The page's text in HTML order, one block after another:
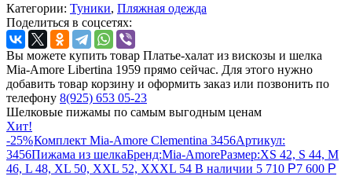
Категории: Туники, Пляжная одежда
Поделиться в соцсетях:
Вы можете купить товар Платье-халат из вискозы и шелка
Mia-Amore Libertina 1959 прямо сейчас. Для этого нужно
добавить товар корзину и оформить заказ или позвонить по
телефону 8(925) 653 05-23
Шелковые пижамы по самым выгодным ценам
Хит!
-25%Комплект Mia-Amore Clementina 3456Артикул:
3456Пижама из шелкаБренд:Mia-AmoreРазмер:XS 42, S 44, M
46, L 48, XL 50, XXL 52, XXXL 54 В наличии 5 710 Р7 600 Р